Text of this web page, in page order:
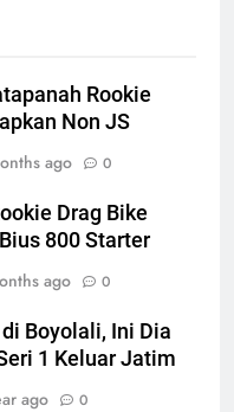
Rookie
Non JS
ago 0
Drag Bike
800 Starter
ago 0
Boyolali, Ini Dia
1 Keluar Jatim
ago 0